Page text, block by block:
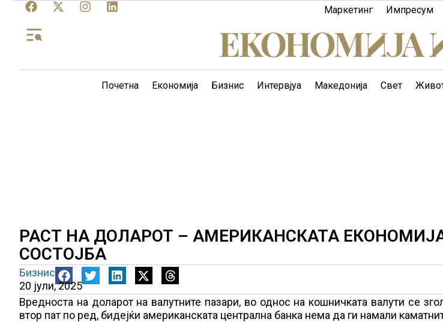
Маркетинг Импресум
Почетна Економија Бизнис Интервјуа Македонија Свет
РАСТ НА ДОЛАРОТ – АМЕРИКАНСКАТА
СОСТОЈБА
Бизнис
20 јули, 2025
Вредноста на доларот на валутните пазари, во однос на кошничката валути се
втор пат по ред, бидејќи американската централна банка нема да ги намали